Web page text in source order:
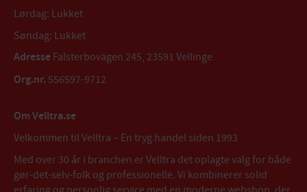
Lørdag: Lukket
Søndag: Lukket
Adresse Falsterbovägen 245, 23591 Vellinge
Org.nr. 556597-9712
Om Velltra.se
Velkommen til Velltra – En tryg handel siden 1993
Med over 30 år i branchen er Velltra det oplagte valg for både
gør-det-selv-folk og professionelle. Vi kombinerer solid